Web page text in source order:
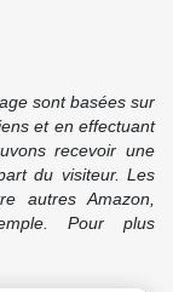
sont basées sur
et en effectuant
recevoir une
du visiteur. Les
autres Amazon,
Pour plus